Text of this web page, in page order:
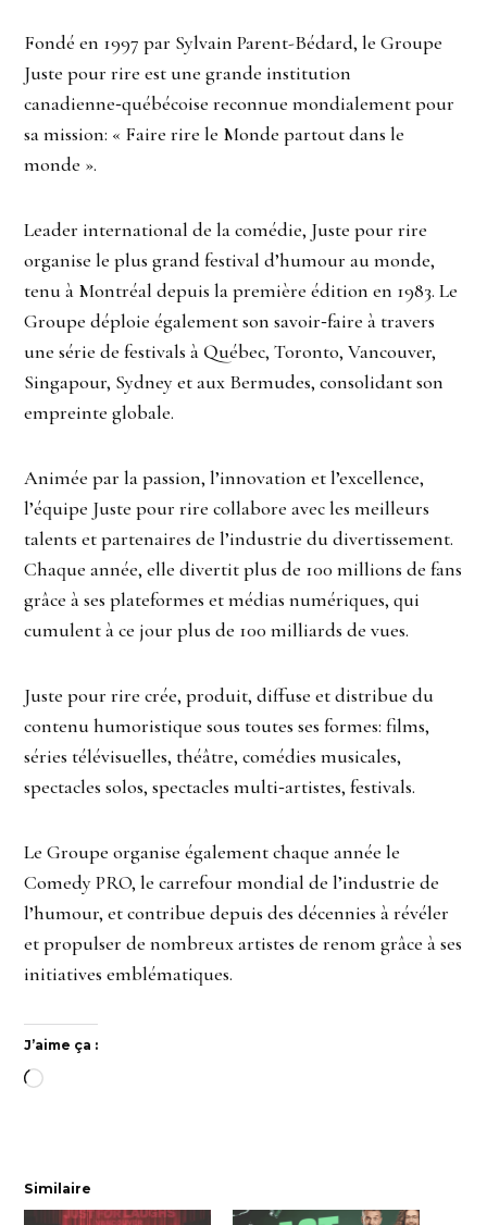
Fondé en 1997 par Sylvain Parent-Bédard, le Groupe
Juste pour rire est une grande institution
canadienne‑québécoise reconnue mondialement pour
sa mission: « Faire rire le Monde partout dans le
monde ».
Leader international de la comédie, Juste pour rire
organise le plus grand festival d’humour au monde,
tenu à Montréal depuis la première édition en 1983. Le
Groupe déploie également son savoir‑faire à travers
une série de festivals à Québec, Toronto, Vancouver,
Singapour, Sydney et aux Bermudes, consolidant son
empreinte globale.
Animée par la passion, l’innovation et l’excellence,
l’équipe Juste pour rire collabore avec les meilleurs
talents et partenaires de l’industrie du divertissement.
Chaque année, elle divertit plus de 100 millions de fans
grâce à ses plateformes et médias numériques, qui
cumulent à ce jour plus de 100 milliards de vues.
Juste pour rire crée, produit, diffuse et distribue du
contenu humoristique sous toutes ses formes: films,
séries télévisuelles, théâtre, comédies musicales,
spectacles solos, spectacles multi‑artistes, festivals.
Le Groupe organise également chaque année le
Comedy PRO, le carrefour mondial de l’industrie de
l’humour, et contribue depuis des décennies à révéler
et propulser de nombreux artistes de renom grâce à ses
initiatives emblématiques.
J’aime ça :
Chargement…
Similaire